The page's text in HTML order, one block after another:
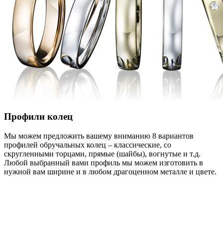
Профили колец
Мы можем предложить вашему вниманию 8 вариантов
профилей обручальных колец – классические, со
скругленными торцами, прямые (шайбы), вогнутые и т.д.
Любой выбранный вами профиль мы можем изготовить в
нужной вам ширине и в любом драгоценном металле и цвете.